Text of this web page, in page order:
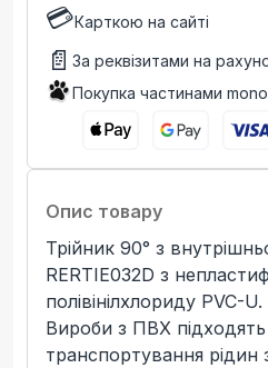
💳Карткою на сайті
📄 За реквізитами на
Покупка частинами
Опис товару
Трійник 90° з
RERTIE032D з
полівінілхлориду PVC-
Вироби з ПВХ
транспортування